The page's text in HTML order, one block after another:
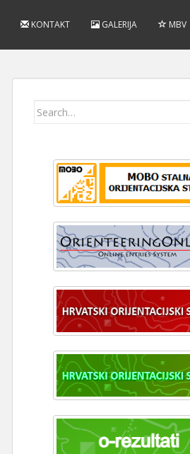
KONTAKT GALERIJA MBV
Search